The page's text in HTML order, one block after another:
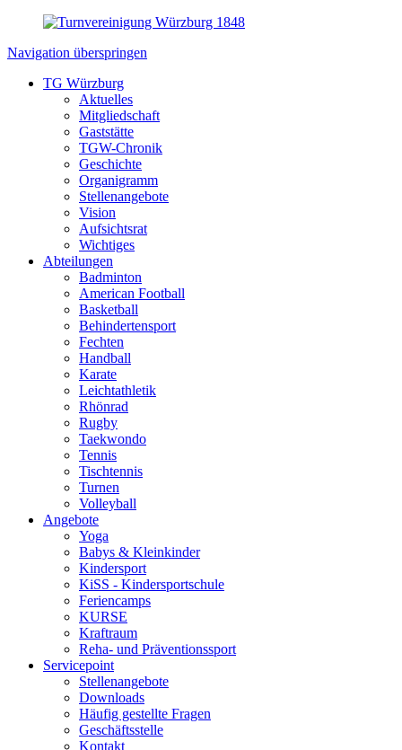
Navigation überspringen
TG Würzburg
Aktuelles
Mitgliedschaft
Gaststätte
TGW-Chronik
Geschichte
Organigramm
Stellenangebote
Vision
Aufsichtsrat
Wichtiges
Abteilungen
Badminton
American Football
Basketball
Behindertensport
Fechten
Handball
Karate
Leichtathletik
Rhönrad
Rugby
Taekwondo
Tennis
Tischtennis
Turnen
Volleyball
Angebote
Yoga
Babys & Kleinkinder
Kindersport
KiSS - Kindersportschule
Feriencamps
KURSE
Kraftraum
Reha- und Präventionssport
Servicepoint
Stellenangebote
Downloads
Häufig gestellte Fragen
Geschäftsstelle
Kontakt